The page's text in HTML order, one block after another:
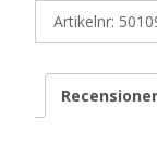
Artikelnr: